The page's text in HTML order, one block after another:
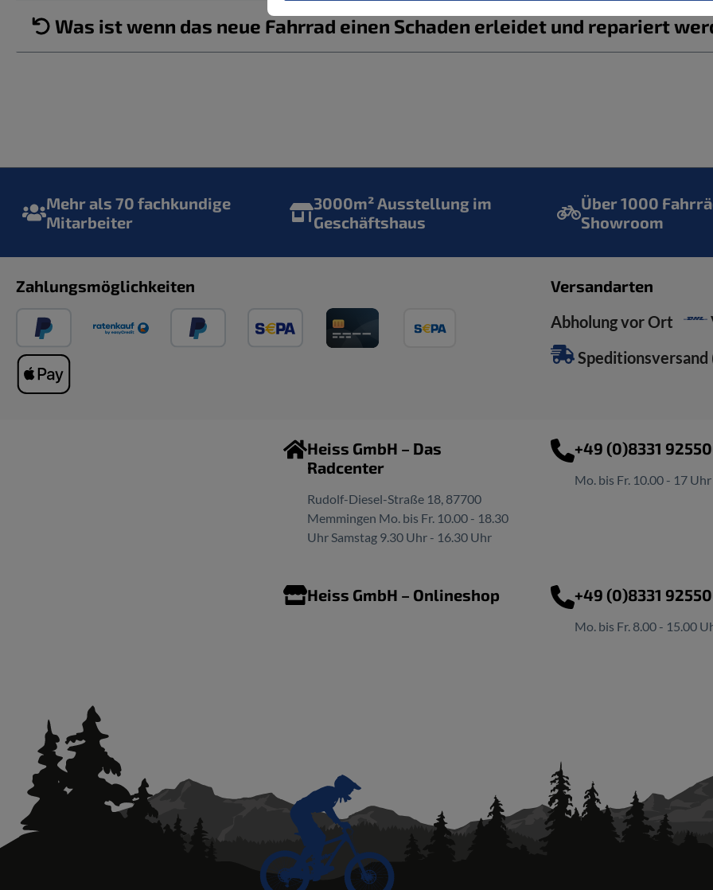
Was ist wenn das neue Fahrrad einen Schaden erleidet und repariert
Mehr als 70 fachkundige
Mitarbeiter
3000m² Ausstellung im
Geschäftshaus
Über 1000
Showroom
Zahlungsmöglichkeiten
Versandarten
Abholung vor Ort
Heiss GmbH – Das
Radcenter
Rudolf-Diesel-Straße 18, 87700
Memmingen Mo. bis Fr. 10.00 - 18.30
Uhr Samstag 9.30 Uhr - 16.30 Uhr
+49 (0)8331
Mo. bis Fr. 10.00 - 17 Uhr
Heiss GmbH – Onlineshop +49 (0)8331
Mo. bis Fr. 8.00 - 15.00